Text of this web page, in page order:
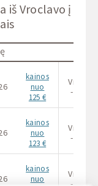
iš Vroclavo į
kainos
nuo
125 €
-
kainos
nuo
123 €
-
kainos
nuo
-